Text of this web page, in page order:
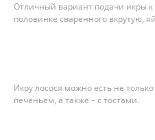
Отличный вариант подачи икры к
половинке сваренного вкрутую,
Икру лосося можно есть не
печеньем, а также – с тостами.